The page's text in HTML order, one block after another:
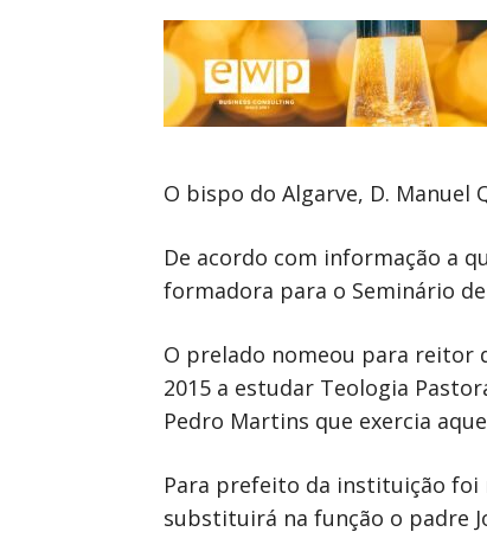
O bispo do Algarve, D. Manuel
De acordo com informação a
formadora para o Seminário de
O prelado nomeou para reitor
2015 a estudar Teologia
Pedro Martins que exercia
Para prefeito da instituição foi
substituirá na função o padre